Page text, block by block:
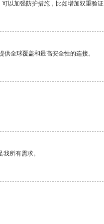
以加强防护措施，比如增加双重验
全球覆盖和最高安全性的连接。
所有需求。